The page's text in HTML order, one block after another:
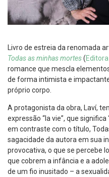
Livro de estreia da renomada
Todas as minhas mortes(
romance que mescla
de forma intimista e
próprio corpo.
A protagonista da obra, Laví,
expressão “la vie”, que
em contraste com o título,
sagacidade da autora em sua
provocativa, o que se percebe
que cobrem a infância e a
de um fio inusitado – a